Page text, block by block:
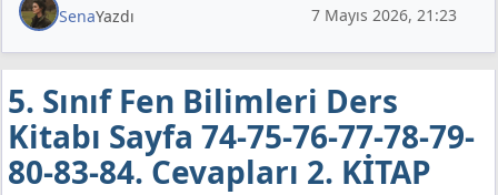
SenaYazdı 7 Mayıs 2026, 21:23
5. Sınıf Fen Bilimleri Ders
Kitabı Sayfa 74-75-76-77-78-79-
80-83-84. Cevapları 2. KİTAP